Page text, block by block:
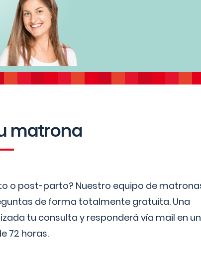
matrona
o post-parto? Nuestro equipo de
de forma totalmente gratuita. Una
tu consulta y responderá vía mail en un
72 horas.